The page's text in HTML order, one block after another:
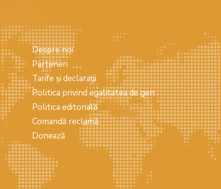
Despre noi
Parteneri
Tarife și declarații
Politica privind egalitatea de gen
Politica editorială
Comandă reclamă
Donează